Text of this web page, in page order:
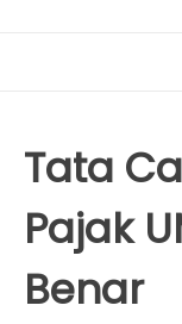
Tata
Pajak
Benar